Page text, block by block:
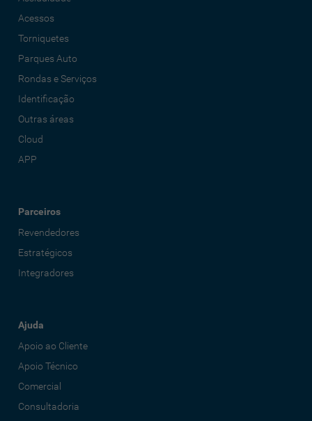
Acessos
Torniquetes
Parques Auto
Rondas e Serviços
Identificação
Outras áreas
Cloud
APP
Parceiros
Revendedores
Estratégicos
Integradores
Ajuda
Apoio ao Cliente
Apoio Técnico
Comercial
Consultadoria